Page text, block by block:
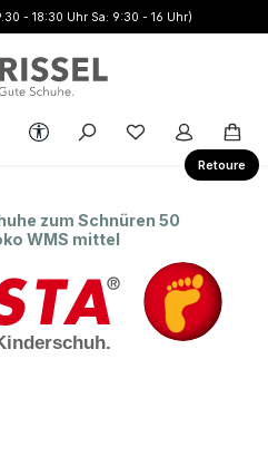
- 18:30 Uhr Sa: 9:30 - 16 Uhr)
Retoure
Werkzeugleiste anzeigen
Du hast 0
zum Schnüren 50
WMS mittel